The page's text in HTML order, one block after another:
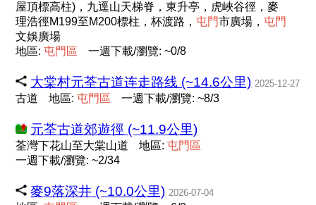
屋頂標高柱)，九逕山天梯脊，東升亭，虎峽谷徑，麥
理浩徑M199至M200標柱，杯渡路，屯門市廣場，屯門
文娛廣場
地區:屯門 區 一週下載/瀏覽: ~0/8
大棠村元荃古道连走路线 (~14.6公里) 2025-12-27
古道 地區:屯門 區 一週下載/瀏覽: ~8/3
元荃古道郊遊徑 (~11.9公里)
荃灣下花山至大棠山道 地區:屯門 區
一週下載/瀏覽: ~2/34
麥9落深井 (~10.0公里) 2026-07-04